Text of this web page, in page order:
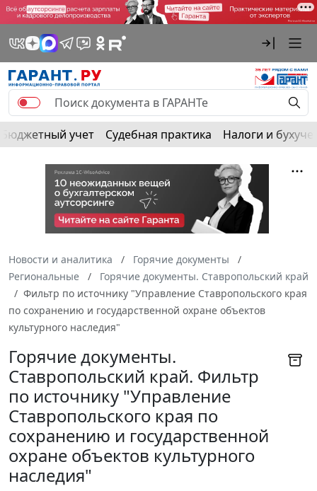
Бюджетный учет Судебная практика Налоги и
Новости и аналитика
Горячие документы
Региональные
Горячие документы. Ставропольский край
Фильтр по источнику "Управление Ставропольского края
по сохранению и государственной охране объектов
культурного наследия"
Горячие документы.
Ставропольский край. Фильтр
по источнику "Управление
Ставропольского края по
сохранению и государственной
охране объектов культурного
наследия"